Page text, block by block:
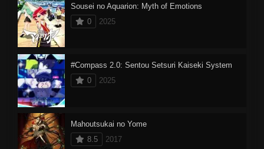
Sousei no Aquarion: Myth of Emotions
0
2025
#Compass 2.0: Sentou Setsuri Kaiseki System
0
2025
Mahoutsukai no Yome
8.5
2017